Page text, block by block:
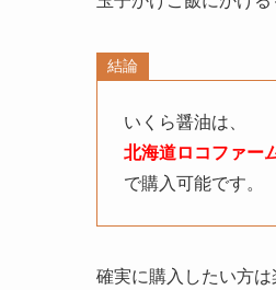
結論
いくら醤油は、
北海道ロコファー
で購入可能です。
確実に購入したい方